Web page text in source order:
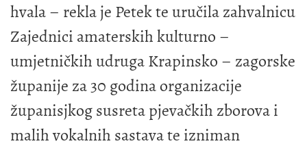
hvala – rekla je Petek te uručila zahvalnicu
Zajednici amaterskih kulturno –
umjetničkih udruga Krapinsko – zagorske
županije za 30 godina organizacije
županisjkog susreta pjevačkih zborova i
malih vokalnih sastava te izniman